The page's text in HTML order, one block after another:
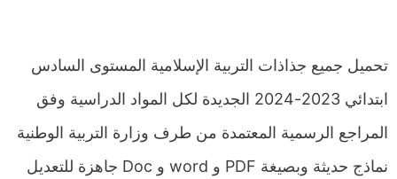
تحميل جميع جذاذات التربية الإسلامية المستوى السادس
ابتدائي 2023-2024 الجديدة لكل المواد الدراسية وفق
المراجع الرسمية المعتمدة من طرف وزارة التربية الوطنية
نماذج حديثة وبصيغة PDF و word و Doc جاهزة للتعديل